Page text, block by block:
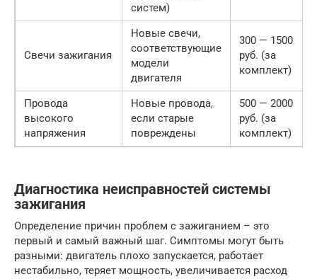
систем)
Свечи зажигания
Новые свечи,
соответствующие
модели
двигателя
300 — 1500
руб. (за
комплект)
Провода
высокого
напряжения
Новые провода,
если старые
повреждены
500 — 2000
руб. (за
комплект)
Диагностика неисправностей системы
зажигания
Определение причин проблем с зажиганием – это
первый и самый важный шаг. Симптомы могут быть
разными: двигатель плохо запускается, работает
нестабильно, теряет мощность, увеличивается расход